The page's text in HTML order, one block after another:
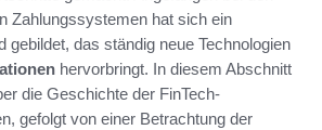
Zahlungssystemen hat sich ein
gebildet, das ständig neue Technologien
hervorbringt. In diesem Abschnitt
die Geschichte der FinTech-
gefolgt von einer Betrachtung der